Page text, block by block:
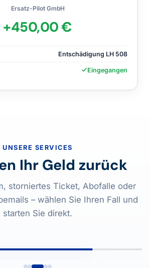
Ersatz-Pilot GmbH
+450,00 €
Entschädigung LH 508
Eingegangen
UNSERE SERVICES
Ihr Geld zurück
storniertes Ticket, Abofalle oder
– wählen Sie Ihren Fall und
starten Sie direkt.
FLUGENTSCHÄDIGUNG
Entschädigung für